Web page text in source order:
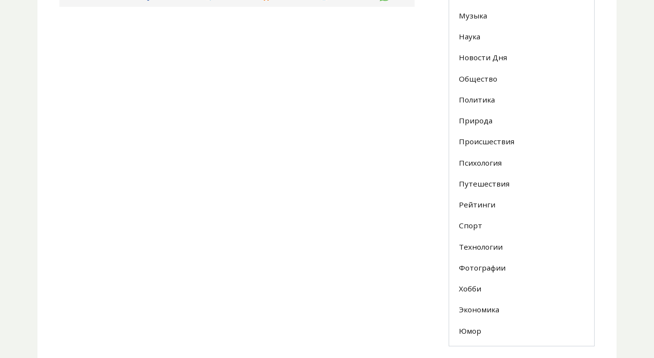
Музыка
Наука
Новости Дня
Общество
Политика
Природа
Происшествия
Психология
Путешествия
Рейтинги
Спорт
Технологии
Фотографии
Хобби
Экономика
Юмор